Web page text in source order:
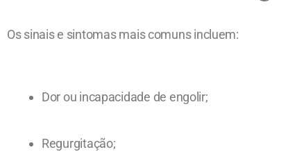
Os sinais e sintomas mais comuns incluem:
Dor ou incapacidade de engolir;
Regurgitação;